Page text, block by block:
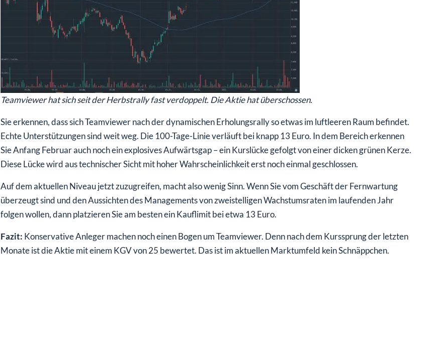
Teamviewer hat sich seit der Herbstrally fast verdoppelt. Die Aktie hat überschossen.
Sie erkennen, dass sich Teamviewer nach der dynamischen Erholungsrally so etwas im luftleeren Raum befindet.
Echte Unterstützungen sind weit weg. Die 100-Tage-Linie verläuft bei knapp 13 Euro. In dem Bereich erkennen
Sie Anfang Februar auch noch ein explosives Aufwärtsgap – ein Kurslücke gefolgt von einer dicken grünen Kerze.
Diese Lücke wird aus technischer Sicht mit hoher Wahrscheinlichkeit erst noch einmal geschlossen.
Auf dem aktuellen Niveau jetzt zuzugreifen, macht also wenig Sinn. Wenn Sie vom Geschäft der Fernwartung
überzeugt sind und den Aussichten des Managements von zweistelligen Wachstumsraten im laufenden Jahr
folgen wollen, dann platzieren Sie am besten ein Kauflimit bei etwa 13 Euro.
Fazit: Konservative Anleger machen noch einen Bogen um Teamviewer. Denn nach dem Kurssprung der letzten
Monate ist die Aktie mit einem KGV von 25 bewertet. Das ist im aktuellen Marktumfeld kein Schnäppchen.